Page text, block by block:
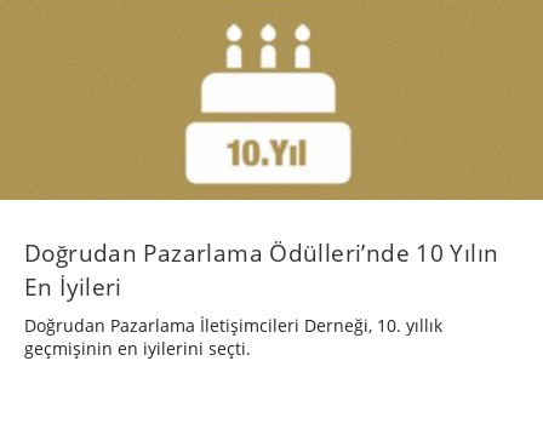
Doğrudan Pazarlama Ödülleri’nde 10 Yılın
En İyileri
Doğrudan Pazarlama İletişimcileri Derneği, 10. yıllık
geçmişinin en iyilerini seçti.